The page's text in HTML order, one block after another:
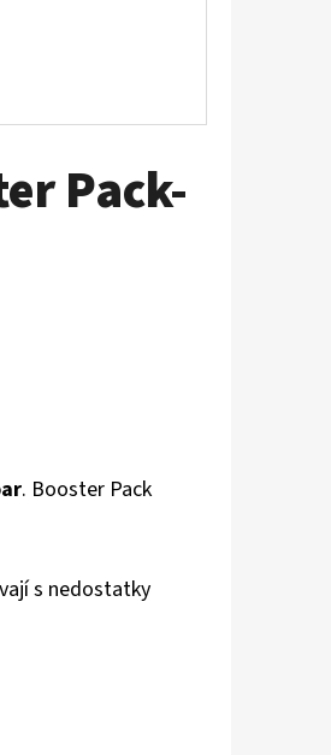
Pack-
. Booster Pack
s nedostatky